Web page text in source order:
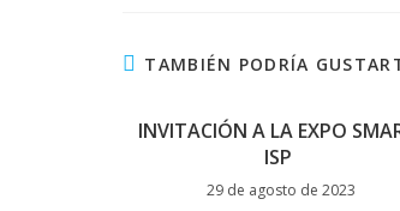
TAMBIÉN PODRÍA
INVITACIÓN A LA EXPO
ISP
29 de agosto de 2023